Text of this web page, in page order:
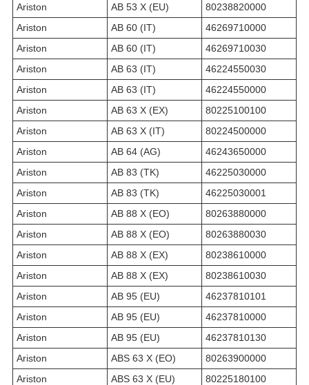
Ariston
AB 53 X (EU)
80238820000
Ariston
AB 60 (IT)
46269710000
Ariston
AB 60 (IT)
46269710030
Ariston
AB 63 (IT)
46224550030
Ariston
AB 63 (IT)
46224550000
Ariston
AB 63 X (EX)
80225100100
Ariston
AB 63 X (IT)
80224500000
Ariston
AB 64 (AG)
46243650000
Ariston
AB 83 (TK)
46225030000
Ariston
AB 83 (TK)
46225030001
Ariston
AB 88 X (EO)
80263880000
Ariston
AB 88 X (EO)
80263880030
Ariston
AB 88 X (EX)
80238610000
Ariston
AB 88 X (EX)
80238610030
Ariston
AB 95 (EU)
46237810101
Ariston
AB 95 (EU)
46237810000
Ariston
AB 95 (EU)
46237810130
Ariston
ABS 63 X (EO)
80263900000
Ariston
ABS 63 X (EU)
80225180100